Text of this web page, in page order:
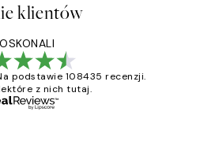
klientów
podstawie 108435 recenzji.
z nich tutaj.